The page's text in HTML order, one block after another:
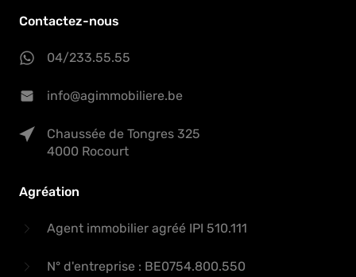
Contactez-nous
04/233.55.55
info@agimmobiliere.be
Chaussée de Tongres 325
4000 Rocourt
Agréation
Agent immobilier agréé IPI 510.111
N° d'entreprise : BE0754.800.550